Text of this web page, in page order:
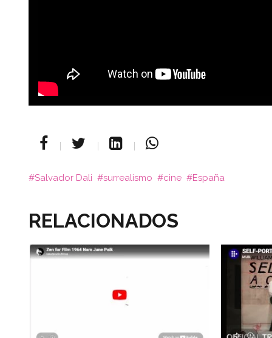
Salvador Dali surrealismo cine España
RELACIONADOS